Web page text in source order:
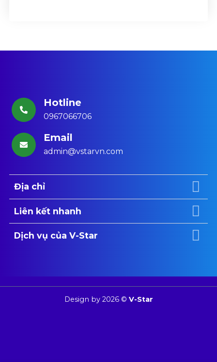
Hotline
0967066706
Email
admin@vstarvn.com
Địa chỉ
Liên kết nhanh
Dịch vụ của V-Star
Design by 2026 © V-Star